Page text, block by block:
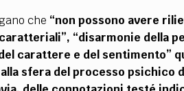
che “non possono avere
“disarmonie della
carattere e del sentimento”
sfera del processo psichico